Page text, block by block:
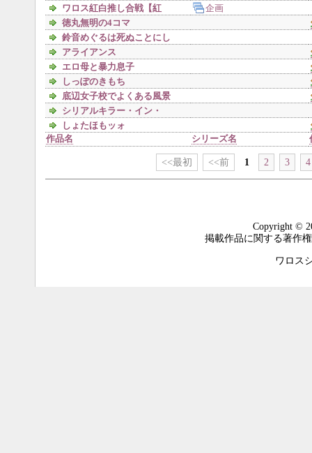
ワロス紅白推し合戦【紅
組】
企画
徳丸無明の4コマ
鈴音めぐるは死ぬことにし
た。アライアンス
エロ母と暴力息子
しっぽのきもち
底辺女子校でよくある風景
シリアルキラー・イン・
ザ・マシン
しょたほもッォ
作品名
シリーズ名
<<最初 <<前 1 2 3 4
Copyright ©
掲載作品に関する著作
ワロス